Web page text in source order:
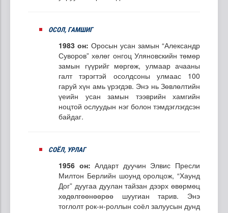
ОСОЛ, ГАМШИГ
1983 он: Оросын усан замын “Александр
Суворов” хөлөг онгоц Уляновскийн төмөр
замын гүүрийг мөргөж, улмаар ачааны
галт тэрэгтэй осолдсоны улмаас 100
гаруй хүн амь үрэгдэв. Энэ нь Зөвлөлтийн
үеийн усан замын тээврийн хамгийн
ноцтой ослуудын нэг болон тэмдэглэгдсэн
байдаг.
СОЁЛ, УРЛАГ
1956 он: Алдарт дуучин Элвис Пресли
Милтон Берлийн шоунд оролцож, “Хаунд
Дог” дуугаа дуулан тайзан дээрх өвөрмөц
хөдөлгөөнөөрөө шуугиан тарив. Энэ
тоглолт рок-н-роллын соёл залуусын дунд